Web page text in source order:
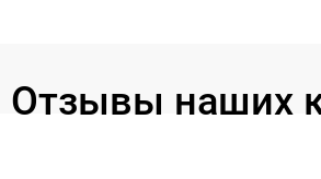
Отзывы наших